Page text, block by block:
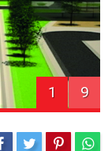
1 9